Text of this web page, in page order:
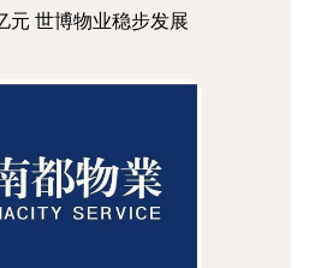
元 世博物业稳步发展